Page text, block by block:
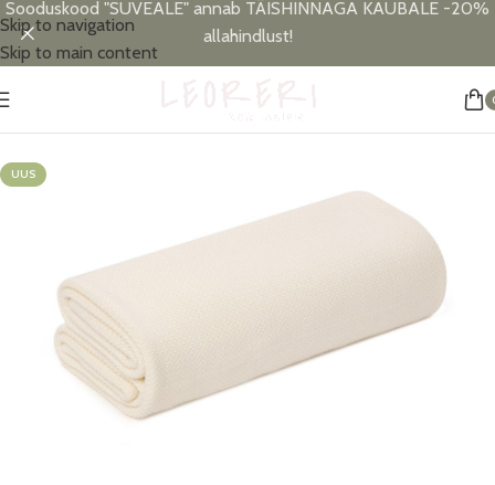
Skip to navigation
Skip to main content
Sooduskood "SUVEALE" annab TÄISHINNAGA KAUBALE -20%
allahindlust!
Esileht
UUS